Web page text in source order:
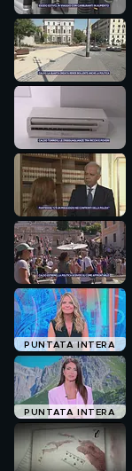
PUNTATA INTERA
PUNTATA INTERA